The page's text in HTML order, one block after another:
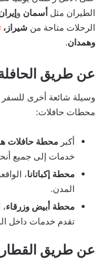
الطيران مثل أسمان و
الرحلات متاحة من شيراز،
وهمدان.
عن طريق
وسيلة شائعة أخرى
محطات حافلات:
أكبر محطة حافلات
خدمات إلى جميع
محطة إكباتانا،
المدن.
محطة أبيض وزرقاء
تقدم خدمات داخل
عن طريق القطار